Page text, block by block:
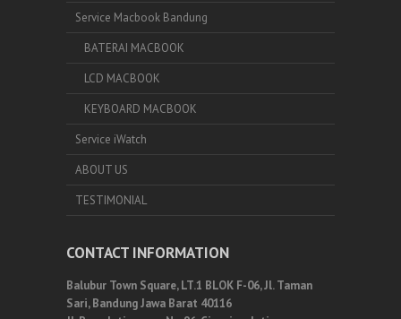
Service Macbook Bandung
BATERAI MACBOOK
LCD MACBOOK
KEYBOARD MACBOOK
Service iWatch
ABOUT US
TESTIMONIAL
CONTACT INFORMATION
Balubur Town Square, LT.1 BLOK F-06, Jl. Taman
Sari, Bandung Jawa Barat 40116